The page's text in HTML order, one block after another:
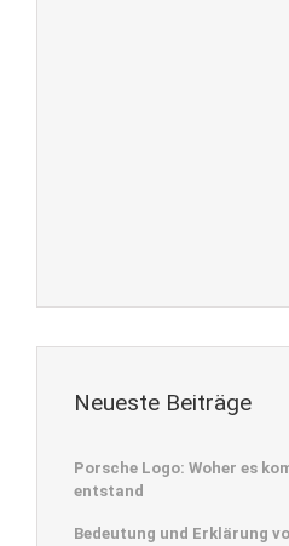
Neueste Beiträge
Porsche Logo: Woher es
entstand
Bedeutung und Erklärung